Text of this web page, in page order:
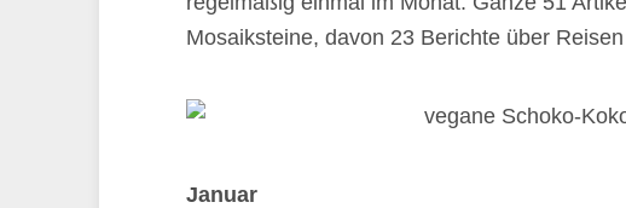
Mosaiksteine, davon 23 Berichte über
Januar